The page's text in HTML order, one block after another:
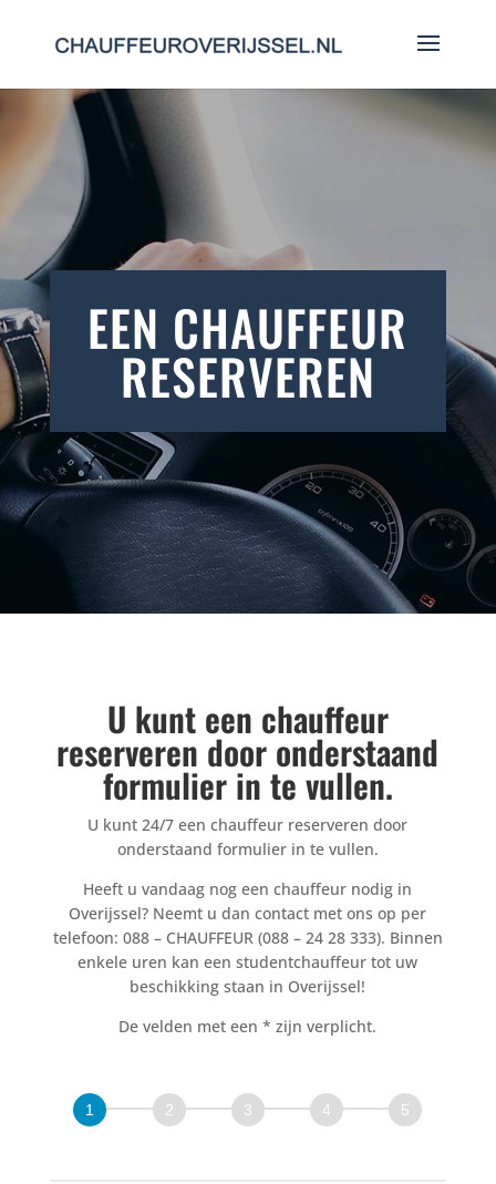
EEN CHAUFFEUR
RESERVEREN
U kunt een chauffeur
reserveren door onderstaand
formulier in te vullen.
U kunt 24/7 een chauffeur reserveren door
onderstaand formulier in te vullen.
Heeft u vandaag nog een chauffeur nodig in
Overijssel? Neemt u dan contact met ons op per
telefoon: 088 – CHAUFFEUR (088 – 24 28 333). Binnen
enkele uren kan een studentchauffeur tot uw
beschikking staan in Overijssel!
De velden met een * zijn verplicht.